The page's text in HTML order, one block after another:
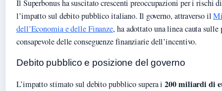
Il Superbonus ha suscitato crescenti preoccupazioni per i rischi
l’impatto sul debito pubblico italiano. Il governo, attraverso il
dell’Economia e delle Finanze, ha adottato una linea cauta sulle
consapevole delle conseguenze finanziarie dell’incentivo.
Debito pubblico e posizione del governo
L’impatto stimato sul debito pubblico supera i200 miliardi di